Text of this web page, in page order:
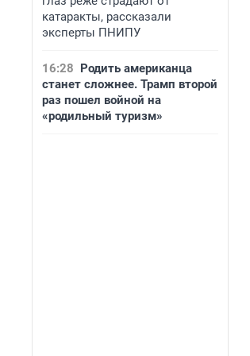
катаракты, рассказали
эксперты ПНИПУ
16:28 Родить американца
станет сложнее. Трамп второй
раз пошел войной на
«родильный туризм»